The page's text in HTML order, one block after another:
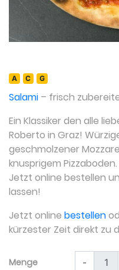
A C G
Salami – frisch
Ein Klassiker den alle
Roberto in Graz!
geschmolzener
knusprigem
Jetzt online bestellen
lassen!
Jetzt online bestellen
kürzester Zeit direkt zu
Menge -